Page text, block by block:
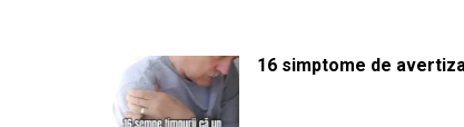
16 simptome de